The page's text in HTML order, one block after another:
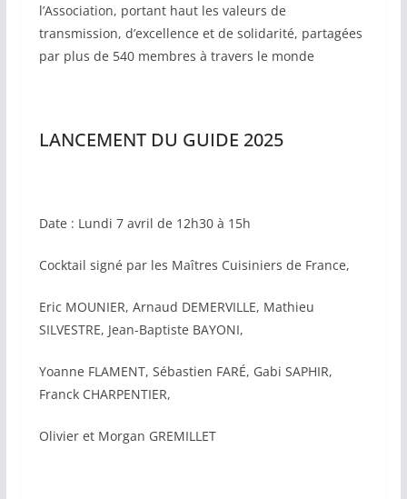
l’Association, portant haut les valeurs de
transmission, d’excellence et de solidarité, partagées
par plus de 540 membres à travers le monde
LANCEMENT DU GUIDE 2025
Date : Lundi 7 avril de 12h30 à 15h
Cocktail signé par les Maîtres Cuisiniers de France,
Eric MOUNIER, Arnaud DEMERVILLE, Mathieu
SILVESTRE, Jean-Baptiste BAYONI,
Yoanne FLAMENT, Sébastien FARÉ, Gabi SAPHIR,
Franck CHARPENTIER,
Olivier et Morgan GREMILLET